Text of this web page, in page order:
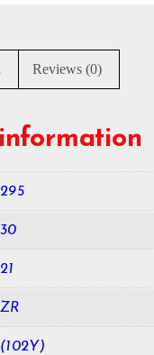
Reviews (0)
295
30
21
ZR
(102Y)